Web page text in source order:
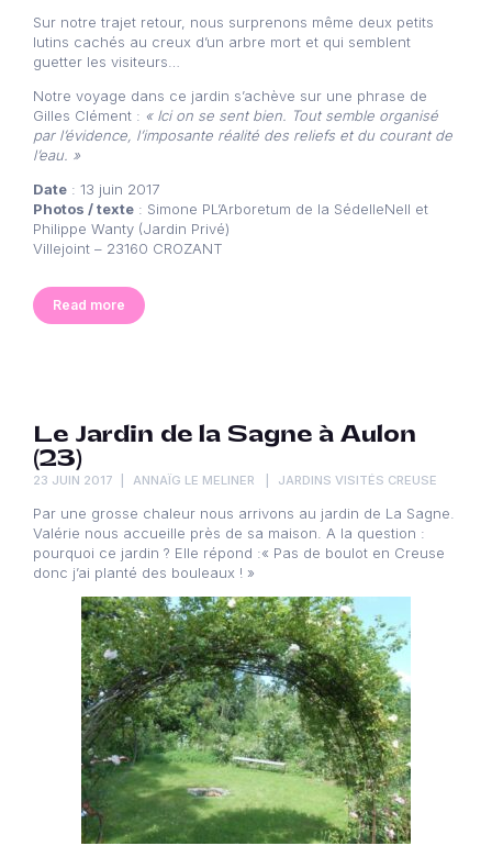
Sur notre trajet retour, nous surprenons même deux petits
lutins cachés au creux d’un arbre mort et qui semblent
guetter les visiteurs…
Notre voyage dans ce jardin s’achève sur une phrase de
Gilles Clément : « Ici on se sent bien. Tout semble organisé
par l’évidence, l’imposante réalité des reliefs et du courant de
l’eau. »
Date : 13 juin 2017
Photos / texte : Simone PL’Arboretum de la SédelleNell et
Philippe Wanty (Jardin Privé)
Villejoint – 23160 CROZANT
Read more
Le Jardin de la Sagne à Aulon
(23)
23 JUIN 2017 ANNAÏG LE MELINER JARDINS VISITÉS CREUSE
Par une grosse chaleur nous arrivons au jardin de La Sagne.
Valérie nous accueille près de sa maison. A la question :
pourquoi ce jardin ? Elle répond :« Pas de boulot en Creuse
donc j’ai planté des bouleaux ! »